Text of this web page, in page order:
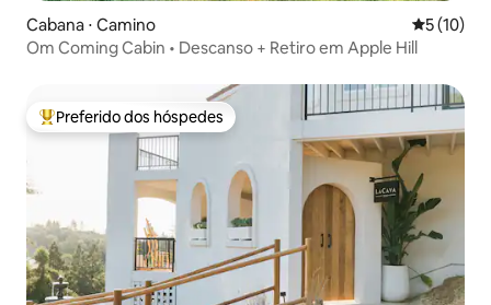
Cabana ⋅ Camino 5 de uma
5 (10)
Om Coming Cabin • Descanso + Retiro em Apple Hill
Entre os melhores preferidos dos hóspedes
Preferido dos hóspedes